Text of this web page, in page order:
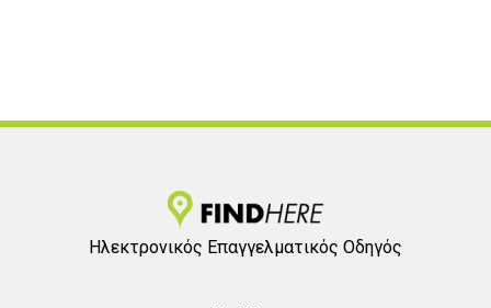
Ηλεκτρονικός Επαγγελματικός Οδηγός